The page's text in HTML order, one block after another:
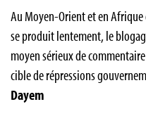
Au Moyen-Orient et en
se produit lentement, le
moyen sérieux de
cible de répressions
Dayem